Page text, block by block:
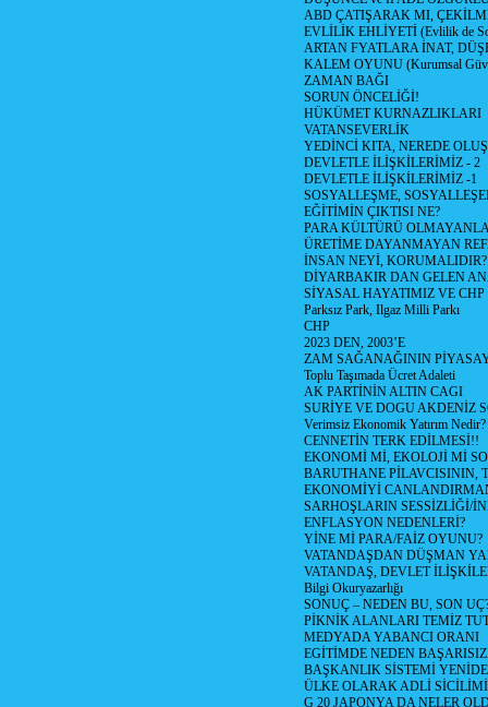
ABD ÇATIŞARAK MI,
EVLİLİK EHLİYETİ (Evlilik de
ARTAN FYATLARA İNAT,
KALEM OYUNU (Kurumsal
ZAMAN BAĞI
SORUN ÖNCELİĞİ!
HÜKÜMET KURNAZLIKLARI
VATANSEVERLİK
YEDİNCİ KITA, NEREDE
DEVLETLE İLİŞKİLERİMİZ - 2
DEVLETLE İLİŞKİLERİMİZ -1
SOSYALLEŞME,
EĞİTİMİN ÇIKTISI NE?
PARA KÜLTÜRÜ
ÜRETİME DAYANMAYAN
İNSAN NEYİ, KORUMALIDIR?
DİYARBAKIR DAN GELEN
SİYASAL HAYATIMIZ VE CHP
Parksız Park, Ilgaz Milli Parkı
CHP
2023 DEN, 2003’E
ZAM SAĞANAĞININ
Toplu Taşımada Ücret Adaleti
AK PARTİNİN ALTIN CAGI
SURİYE VE DOGU AKDENİZ
Verimsiz Ekonomik Yatırım Nedir?
CENNETİN TERK EDİLMESİ!!
EKONOMİ Mİ, EKOLOJİ Mİ
BARUTHANE PİLAVCISININ,
EKONOMİYİ
SARHOŞLARIN SESSİZLİĞİ/
ENFLASYON NEDENLERİ?
YİNE Mİ PARA/FAİZ OYUNU?
VATANDAŞDAN DÜŞMAN
VATANDAŞ, DEVLET
Bilgi Okuryazarlığı
SONUÇ – NEDEN BU, SON
PİKNİK ALANLARI TEMİZ
MEDYADA YABANCI ORANI
EGİTİMDE NEDEN
BAŞKANLIK SİSTEMİ
ÜLKE OLARAK ADLİ
G 20 JAPONYA DA NELER